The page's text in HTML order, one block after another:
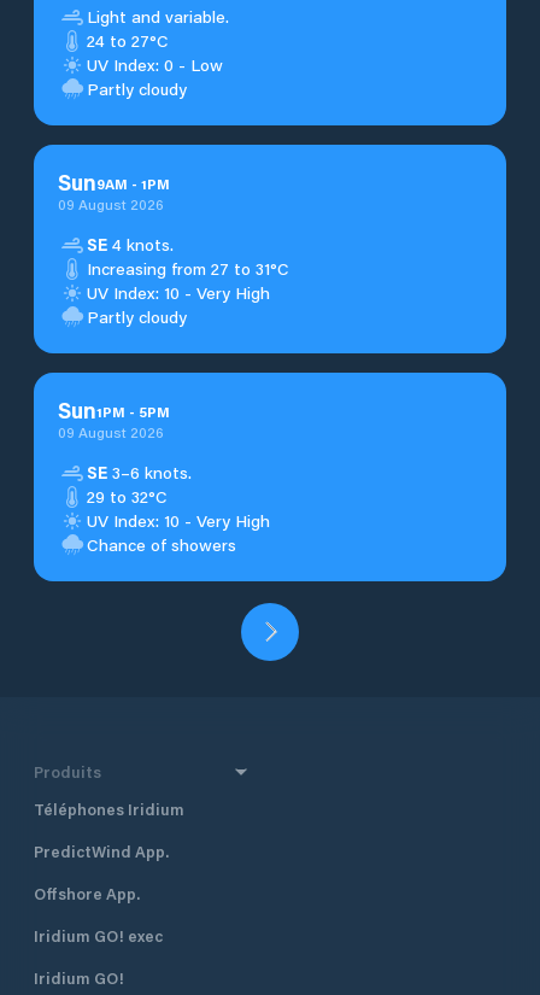
Light and variable.
24 to 27°C
UV Index: 0 - Low
Partly cloudy
Sun9AM - 1PM
09 August 2026
SE 4 knots.
Increasing from 27 to 31°C
UV Index: 10 - Very High
Partly cloudy
Sun1PM - 5PM
09 August 2026
SE 3–6 knots.
29 to 32°C
UV Index: 10 - Very High
Chance of showers
Produits
Téléphones Iridium
PredictWind App.
Offshore App.
Iridium GO! exec
Iridium GO!